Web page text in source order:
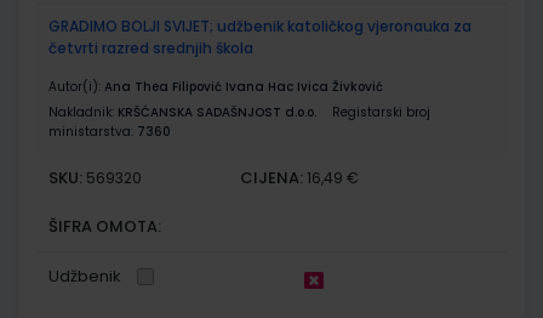
GRADIMO BOLJI SVIJET; udžbenik katoličkog vjeronauka za
četvrti razred srednjih škola
Autor(i): Ana Thea Filipović Ivana Hac Ivica Živković
Nakladnik: KRŠĆANSKA SADAŠNJOST d.o.o.
Registarski broj
ministarstva: 7360
SKU: 569320 CIJENA: 16,49 €
ŠIFRA OMOTA:
Udžbenik